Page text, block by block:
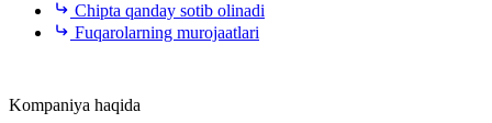
Chipta qanday sotib olinadi
Fuqarolarning murojaatlari
Kompaniya haqida